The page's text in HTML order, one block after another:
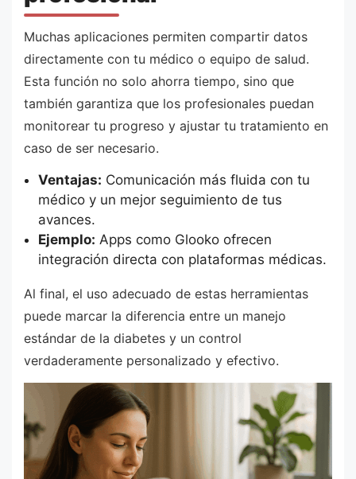
Muchas aplicaciones permiten compartir datos
directamente con tu médico o equipo de salud.
Esta función no solo ahorra tiempo, sino que
también garantiza que los profesionales puedan
monitorear tu progreso y ajustar tu tratamiento en
caso de ser necesario.
Ventajas: Comunicación más fluida con tu
médico y un mejor seguimiento de tus
avances.
Ejemplo: Apps como Glooko ofrecen
integración directa con plataformas médicas.
Al final, el uso adecuado de estas herramientas
puede marcar la diferencia entre un manejo
estándar de la diabetes y un control
verdaderamente personalizado y efectivo.